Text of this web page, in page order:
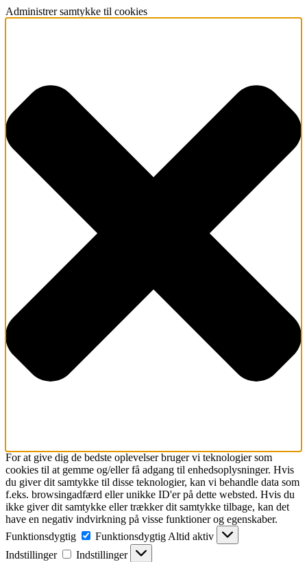
Administrer samtykke til cookies
For at give dig de bedste oplevelser bruger vi teknologier som
cookies til at gemme og/eller få adgang til enhedsoplysninger. Hvis
du giver dit samtykke til disse teknologier, kan vi behandle data som
f.eks. browsingadfærd eller unikke ID'er på dette websted. Hvis du
ikke giver dit samtykke eller trækker dit samtykke tilbage, kan det
have en negativ indvirkning på visse funktioner og egenskaber.
Funktionsdygtig
Funktionsdygtig Altid aktiv
Indstillinger
Indstillinger